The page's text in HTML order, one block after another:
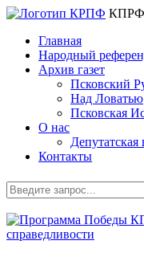
КПРФ
Главная
Народный
Архив газет
Псковский
Над Ловатью
Псковская
О нас
Депутатская
Контакты